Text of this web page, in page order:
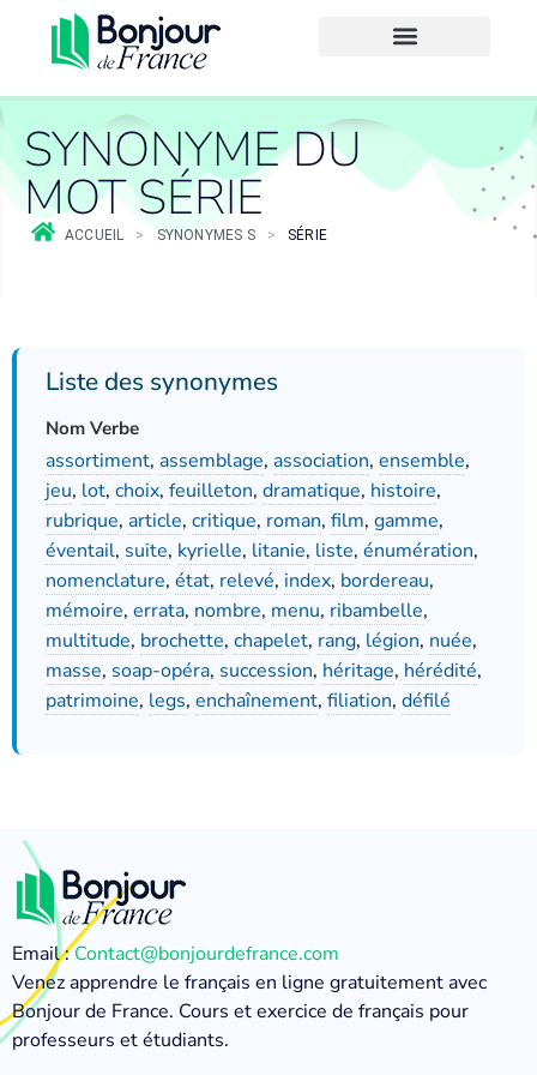
SYNONYME DU
MOT SÉRIE
ACCUEIL > SYNONYMES S > SÉRIE
Liste des synonymes
Nom Verbe
assortiment, assemblage, association, ensemble,
jeu, lot, choix, feuilleton, dramatique, histoire,
rubrique, article, critique, roman, film, gamme,
éventail, suite, kyrielle, litanie, liste, énumération,
nomenclature, état, relevé, index, bordereau,
mémoire, errata, nombre, menu, ribambelle,
multitude, brochette, chapelet, rang, légion, nuée,
masse, soap-opéra, succession, héritage, hérédité,
patrimoine, legs, enchaînement, filiation, défilé
Email :Contact@bonjourdefrance.com
Venez apprendre le français en ligne gratuitement avec
Bonjour de France. Cours et exercice de français pour
professeurs et étudiants.